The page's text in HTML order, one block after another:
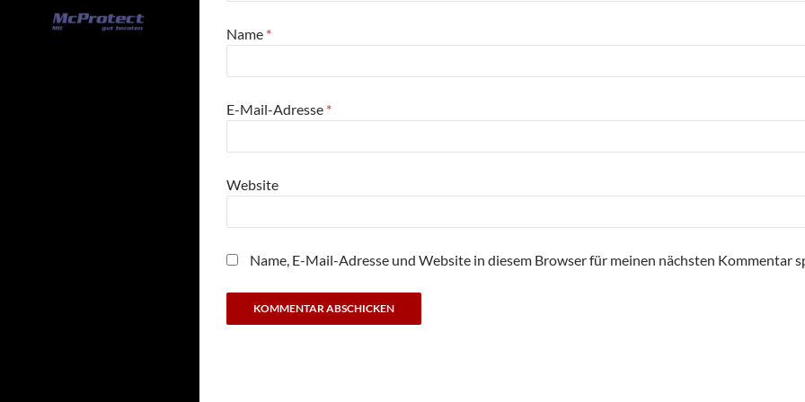
Name *
E-Mail-Adresse *
Website
Name, E-Mail-Adresse und Website in diesem Browser für meinen nächsten Kommentar